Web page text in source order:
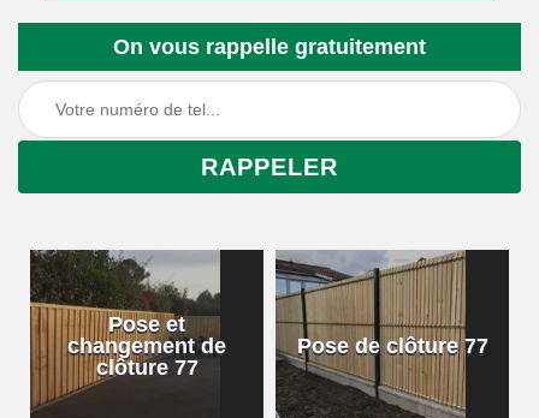
On vous rappelle gratuitement
Pose et
changement de
clôture 77
Pose de clôture 77